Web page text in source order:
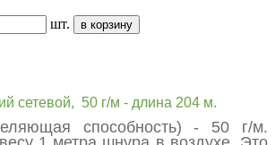
шт.
в корзину
сетевой, 50 г/м - длина 204 м.
способность) - 50 г/м.